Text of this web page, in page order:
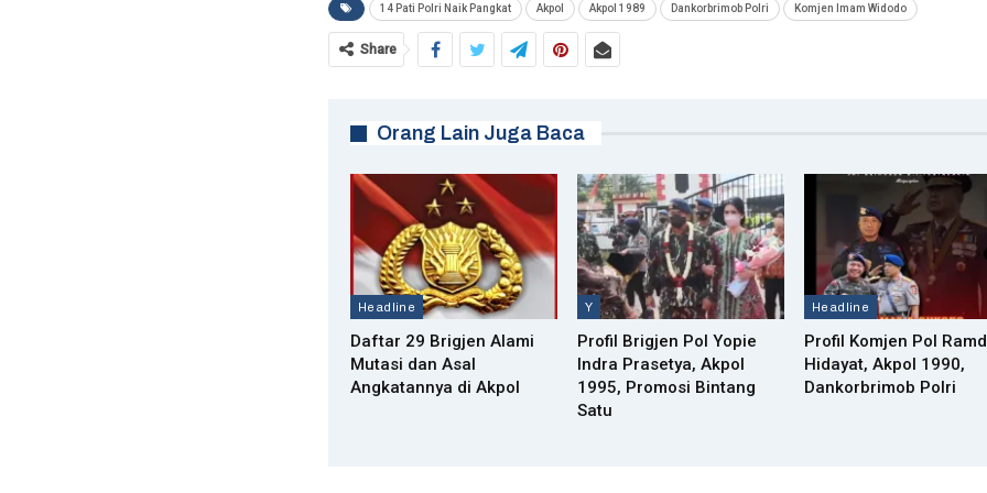
14 Pati Polri Naik Pangkat Akpol Akpol 1989 Dankorbrimob Polri Komjen Imam Widodo
Share
Orang Lain Juga Baca
Headline
Daftar 29 Brigjen Alami
Mutasi dan Asal
Angkatannya di Akpol
Y
Profil Brigjen Pol Yopie
Indra Prasetya, Akpol
1995, Promosi Bintang
Satu
Headline
Profil Komjen Pol
Hidayat, Akpol 1990,
Dankorbrimob Polri